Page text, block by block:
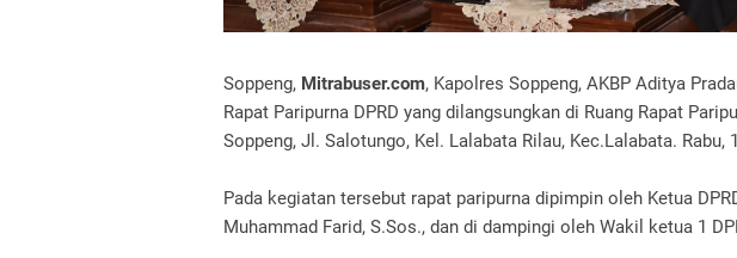
Soppeng, Mitrabuser.com, Kapolres Soppeng, AKBP Aditya
Rapat Paripurna DPRD yang dilangsungkan di Ruang Rapat
Soppeng, Jl. Salotungo, Kel. Lalabata Rilau, Kec.Lalabata. Rabu,
Pada kegiatan tersebut rapat paripurna dipimpin oleh Ketua
Muhammad Farid, S.Sos., dan di dampingi oleh Wakil ketua 1